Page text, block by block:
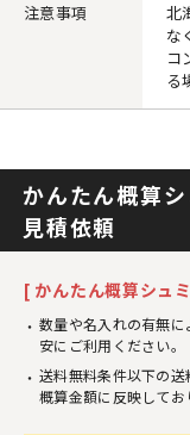
注意事項
北
な
コ
る
かんたん概算
見積依頼
[ かんたん概算シュ
数量や名入れの有無
安にご利用ください。
送料無料条件以下の送
概算金額に反映してお